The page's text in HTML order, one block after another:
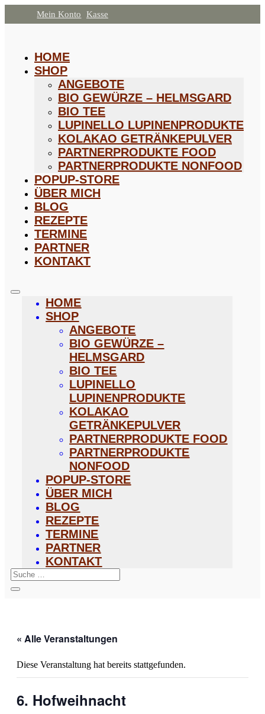
Mein Konto Kasse
HOME
SHOP
ANGEBOTE
BIO GEWÜRZE – HELMSGARD
BIO TEE
LUPINELLO LUPINENPRODUKTE
KOLAKAO GETRÄNKEPULVER
PARTNERPRODUKTE FOOD
PARTNERPRODUKTE NONFOOD
POPUP-STORE
ÜBER MICH
BLOG
REZEPTE
TERMINE
PARTNER
KONTAKT
HOME
SHOP
ANGEBOTE
BIO GEWÜRZE –
HELMSGARD
BIO TEE
LUPINELLO
LUPINENPRODUKTE
KOLAKAO
GETRÄNKEPULVER
PARTNERPRODUKTE FOOD
PARTNERPRODUKTE
NONFOOD
POPUP-STORE
ÜBER MICH
BLOG
REZEPTE
TERMINE
PARTNER
KONTAKT
« Alle Veranstaltungen
Diese Veranstaltung hat bereits stattgefunden.
6. Hofweihnacht